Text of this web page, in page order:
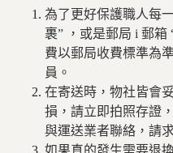
為了更好保護職人每
裹” ，或是郵局 i 郵
費以郵局收費標準為
員。
在寄送時，物社皆會
損，請立即拍照存證
與運送業者聯絡，請